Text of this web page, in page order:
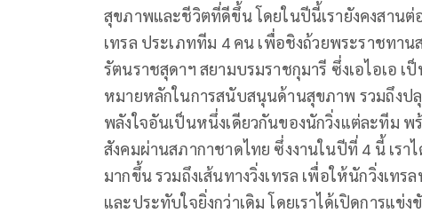
สุขภาพและชีวิตที่ดีขึ้น โดยในปีนี้เรายังคงสานต่
เทรล ประเภททีม 4 คน เพื่อชิงถ้วยพระราชทา
รัตนราชสุดาฯ สยามบรมราชกุมารี ซึ่งเอไอเอ เ
หมายหลักในการสนับสนุนด้านสุขภาพ รวมถึงป
พลังใจอันเป็นหนึ่งเดียวกันของนักวิ่งแต่ละทีม
สังคมผ่านสภากาชาดไทย ซึ่งงานในปีที่ 4 นี้ เร
มากขึ้น รวมถึงเส้นทางวิ่งเทรล เพื่อให้นักวิ่งเท
และประทับใจยิ่งกว่าเดิม โดยเราได้เปิดการแข่